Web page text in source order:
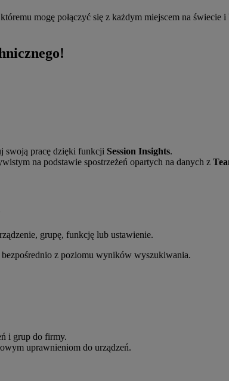
mogę połączyć się z każdym miejscem na
swoją pracę dzięki funkcji Session Insights.
na podstawie spostrzeżeń opartych na danych z
grupę, funkcję lub ustawienie.
bezpośrednio z poziomu wyników wyszukiwania.
i grup do firmy.
uprawnieniom do urządzeń.